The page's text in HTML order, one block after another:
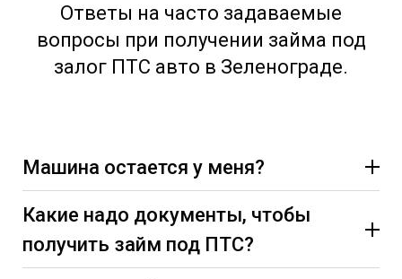
Ответы на часто задаваемые
вопросы при получении займа под
залог ПТС авто в Зеленограде.
Машина остается у меня?
Какие надо документы, чтобы
получить займ под ПТС?